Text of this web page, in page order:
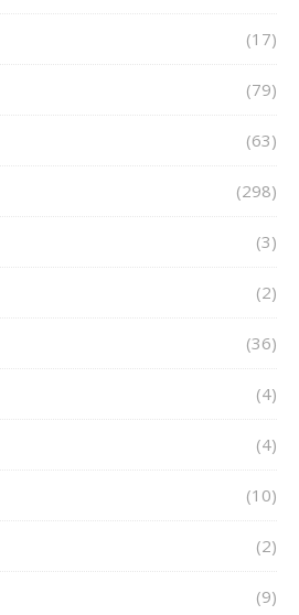
(17)
(79)
(63)
(298)
(3)
(2)
(36)
(4)
(4)
(10)
(2)
(9)